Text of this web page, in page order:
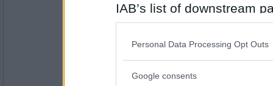
IAB’s list of downstream
also be disclosed by us
Downstream Participants
Please note that this
Personal Data Processing Opt Outs
Google consents
Hanna SK
Antal inlägg: 459
Kvinnlighet